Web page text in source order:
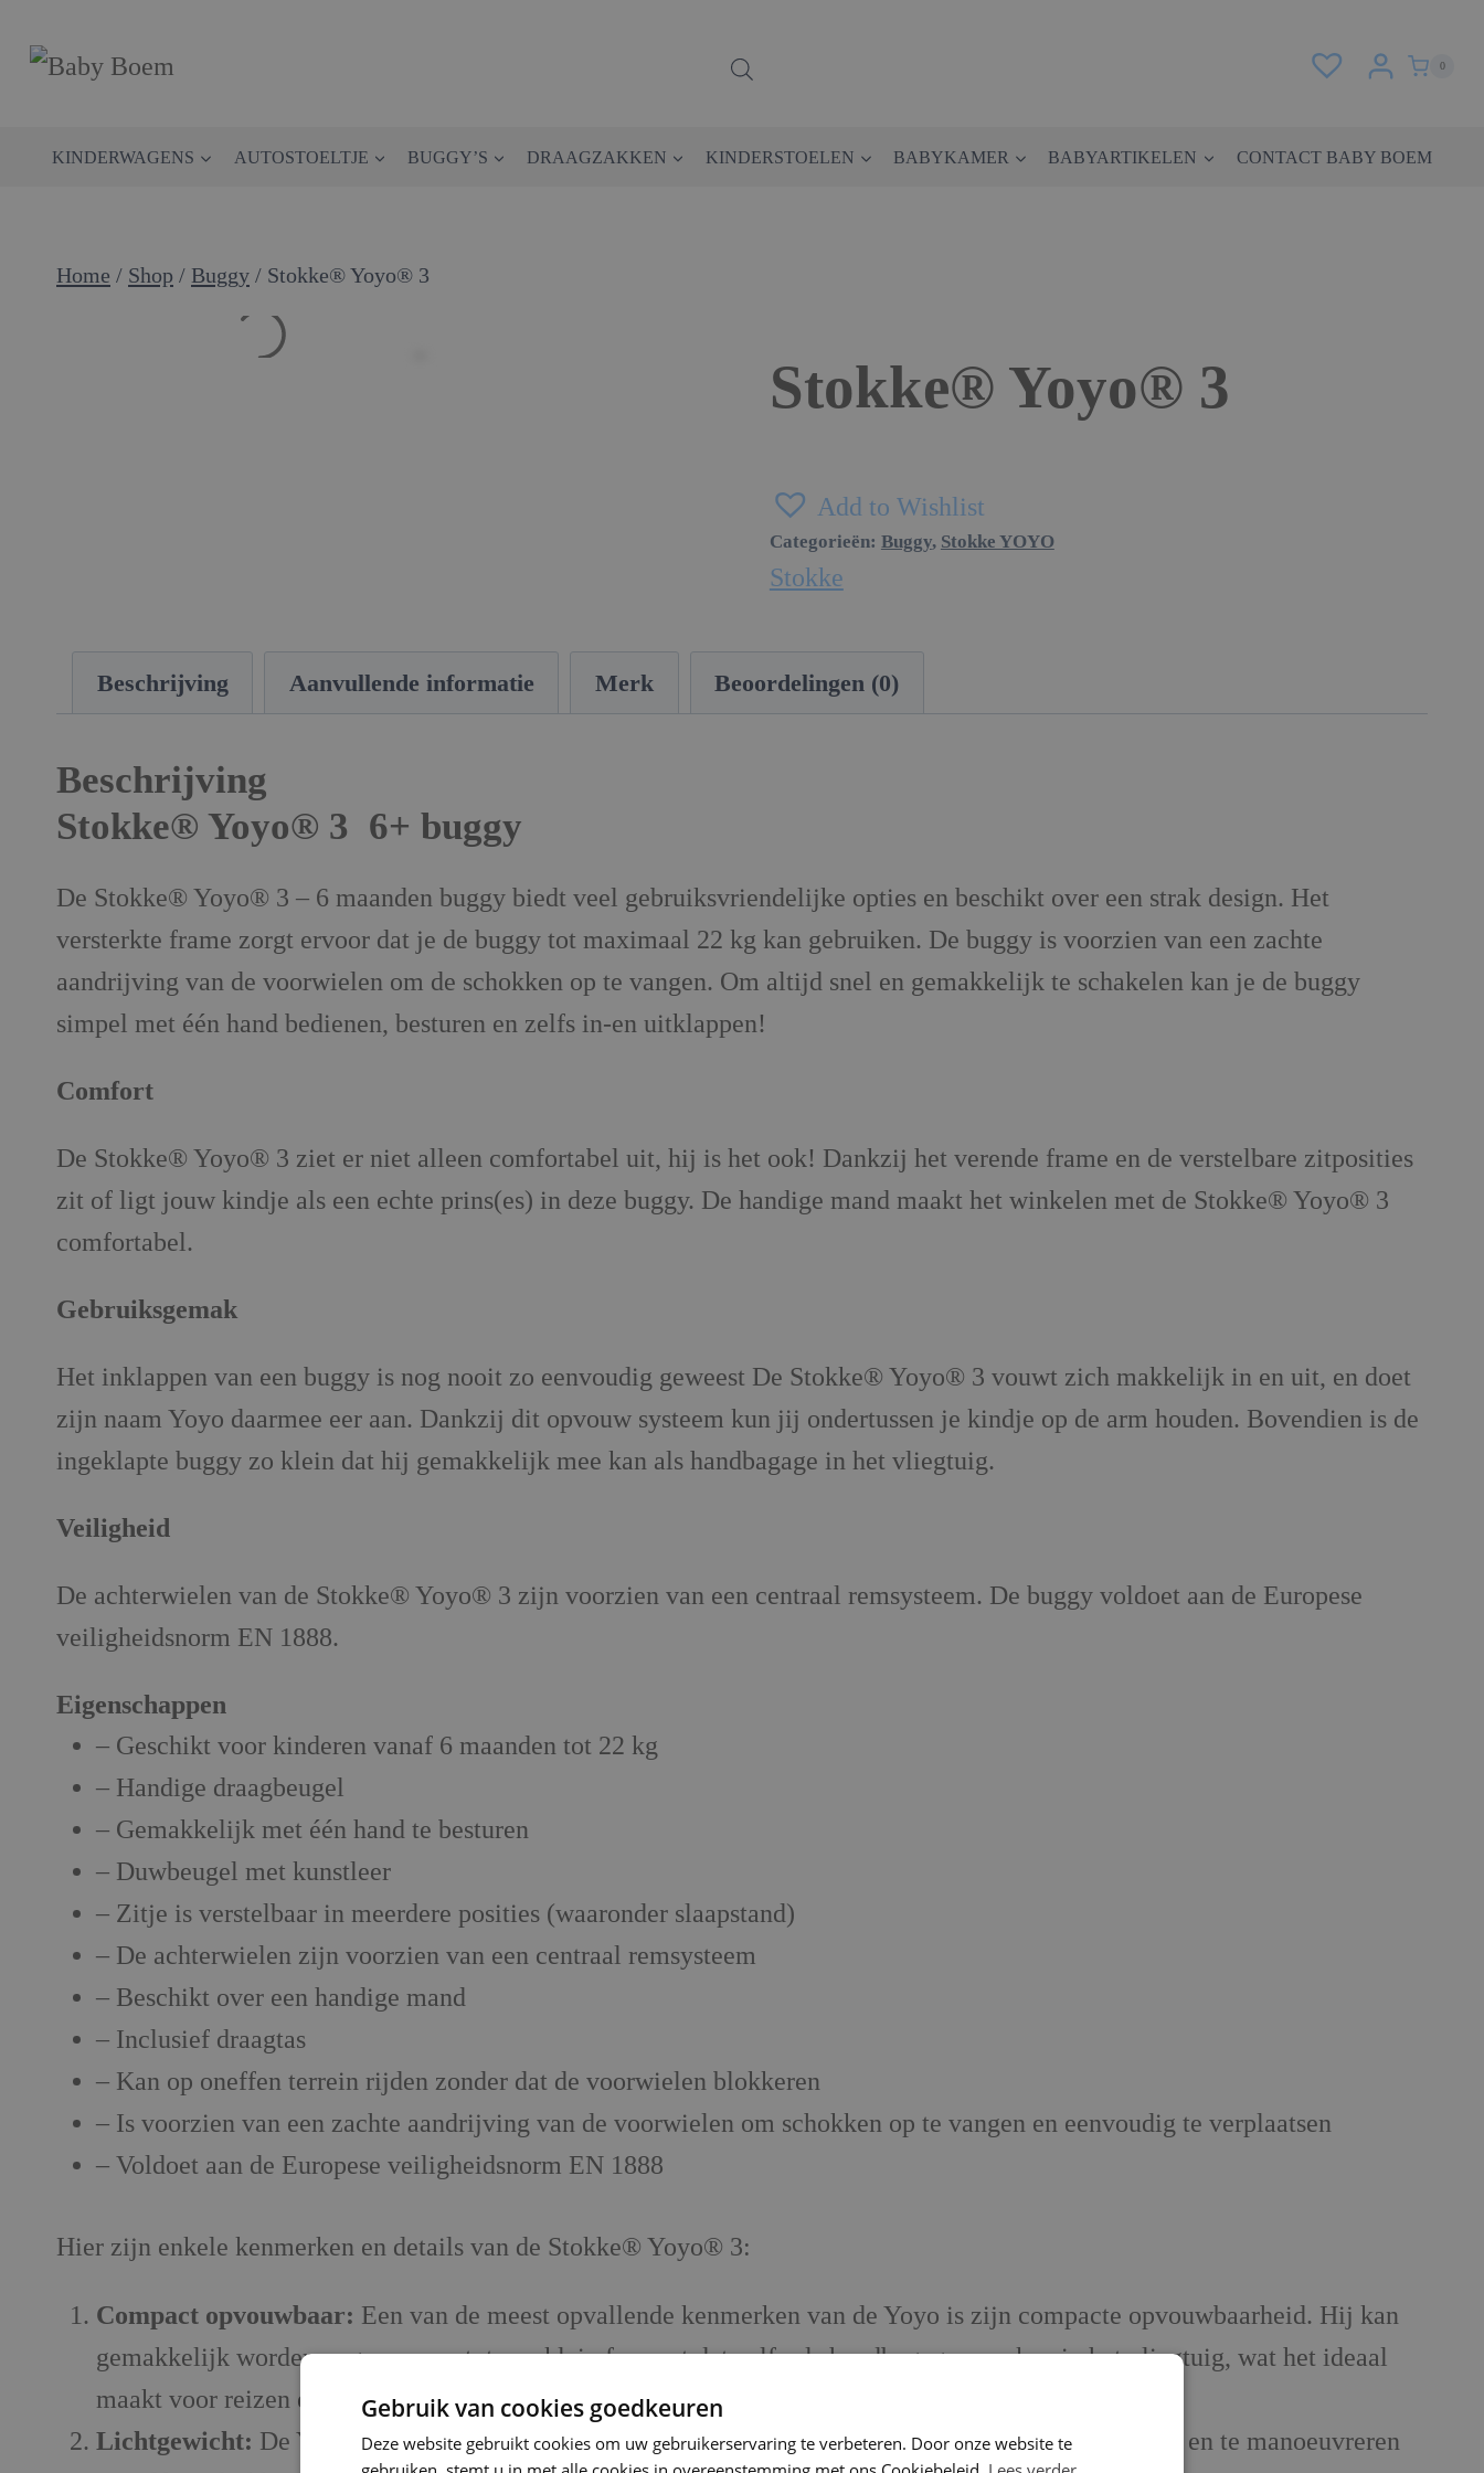
naar
0
KINDERWAGENS AUTOSTOELTJE BUGGY’S DRAAGZAKKEN KINDERSTOELEN BABYKAMER BABYARTIKELEN CONTACT BABY BOEM
Home / Shop / Buggy / Stokke® Yoyo® 3
Stokke® Yoyo® 3
Add to Wishlist
Categorieën: Buggy, Stokke YOYO
Stokke
Beschrijving Aanvullende informatie Merk Beoordelingen (0)
Beschrijving
Stokke® Yoyo® 3 6+ buggy
De Stokke® Yoyo® 3 – 6 maanden buggy biedt veel gebruiksvriendelijke opties en beschikt over een strak design. Het
versterkte frame zorgt ervoor dat je de buggy tot maximaal 22 kg kan gebruiken. De buggy is voorzien van een zachte
aandrijving van de voorwielen om de schokken op te vangen. Om altijd snel en gemakkelijk te schakelen kan je de buggy
simpel met één hand bedienen, besturen en zelfs in-en uitklappen!
Comfort
De Stokke® Yoyo® 3 ziet er niet alleen comfortabel uit, hij is het ook! Dankzij het verende frame en de verstelbare zitposities
zit of ligt jouw kindje als een echte prins(es) in deze buggy. De handige mand maakt het winkelen met de Stokke® Yoyo® 3
comfortabel.
Gebruiksgemak
Het inklappen van een buggy is nog nooit zo eenvoudig geweest De Stokke® Yoyo® 3 vouwt zich makkelijk in en uit, en doet
zijn naam Yoyo daarmee eer aan. Dankzij dit opvouw systeem kun jij ondertussen je kindje op de arm houden. Bovendien is de
ingeklapte buggy zo klein dat hij gemakkelijk mee kan als handbagage in het vliegtuig.
Veiligheid
De achterwielen van de Stokke® Yoyo® 3 zijn voorzien van een centraal remsysteem. De buggy voldoet aan de Europese
veiligheidsnorm EN 1888.
Eigenschappen
– Geschikt voor kinderen vanaf 6 maanden tot 22 kg
– Handige draagbeugel
– Gemakkelijk met één hand te besturen
– Duwbeugel met kunstleer
– Zitje is verstelbaar in meerdere posities (waaronder slaapstand)
– De achterwielen zijn voorzien van een centraal remsysteem
– Beschikt over een handige mand
– Inclusief draagtas
– Kan op oneffen terrein rijden zonder dat de voorwielen blokkeren
– Is voorzien van een zachte aandrijving van de voorwielen om schokken op te vangen en eenvoudig te verplaatsen
– Voldoet aan de Europese veiligheidsnorm EN 1888
Hier zijn enkele kenmerken en details van de Stokke® Yoyo® 3:
Compact opvouwbaar: Een van de meest opvallende kenmerken van de Yoyo is zijn compacte opvouwbaarheid. Hij kan
gemakkelijk worden opgevouwen tot een klein formaat dat zelfs als handbagage mee kan in het vliegtuig, wat het ideaal
maakt voor reizen en onderweg zijn.
Lichtgewicht: De Yoyo is gemaakt van lichtgewicht materialen, waardoor het gemakkelijk te dragen en te manoeuvreren
Gebruik van cookies goedkeuren
Deze website gebruikt cookies om uw gebruikerservaring te verbeteren. Door onze website te